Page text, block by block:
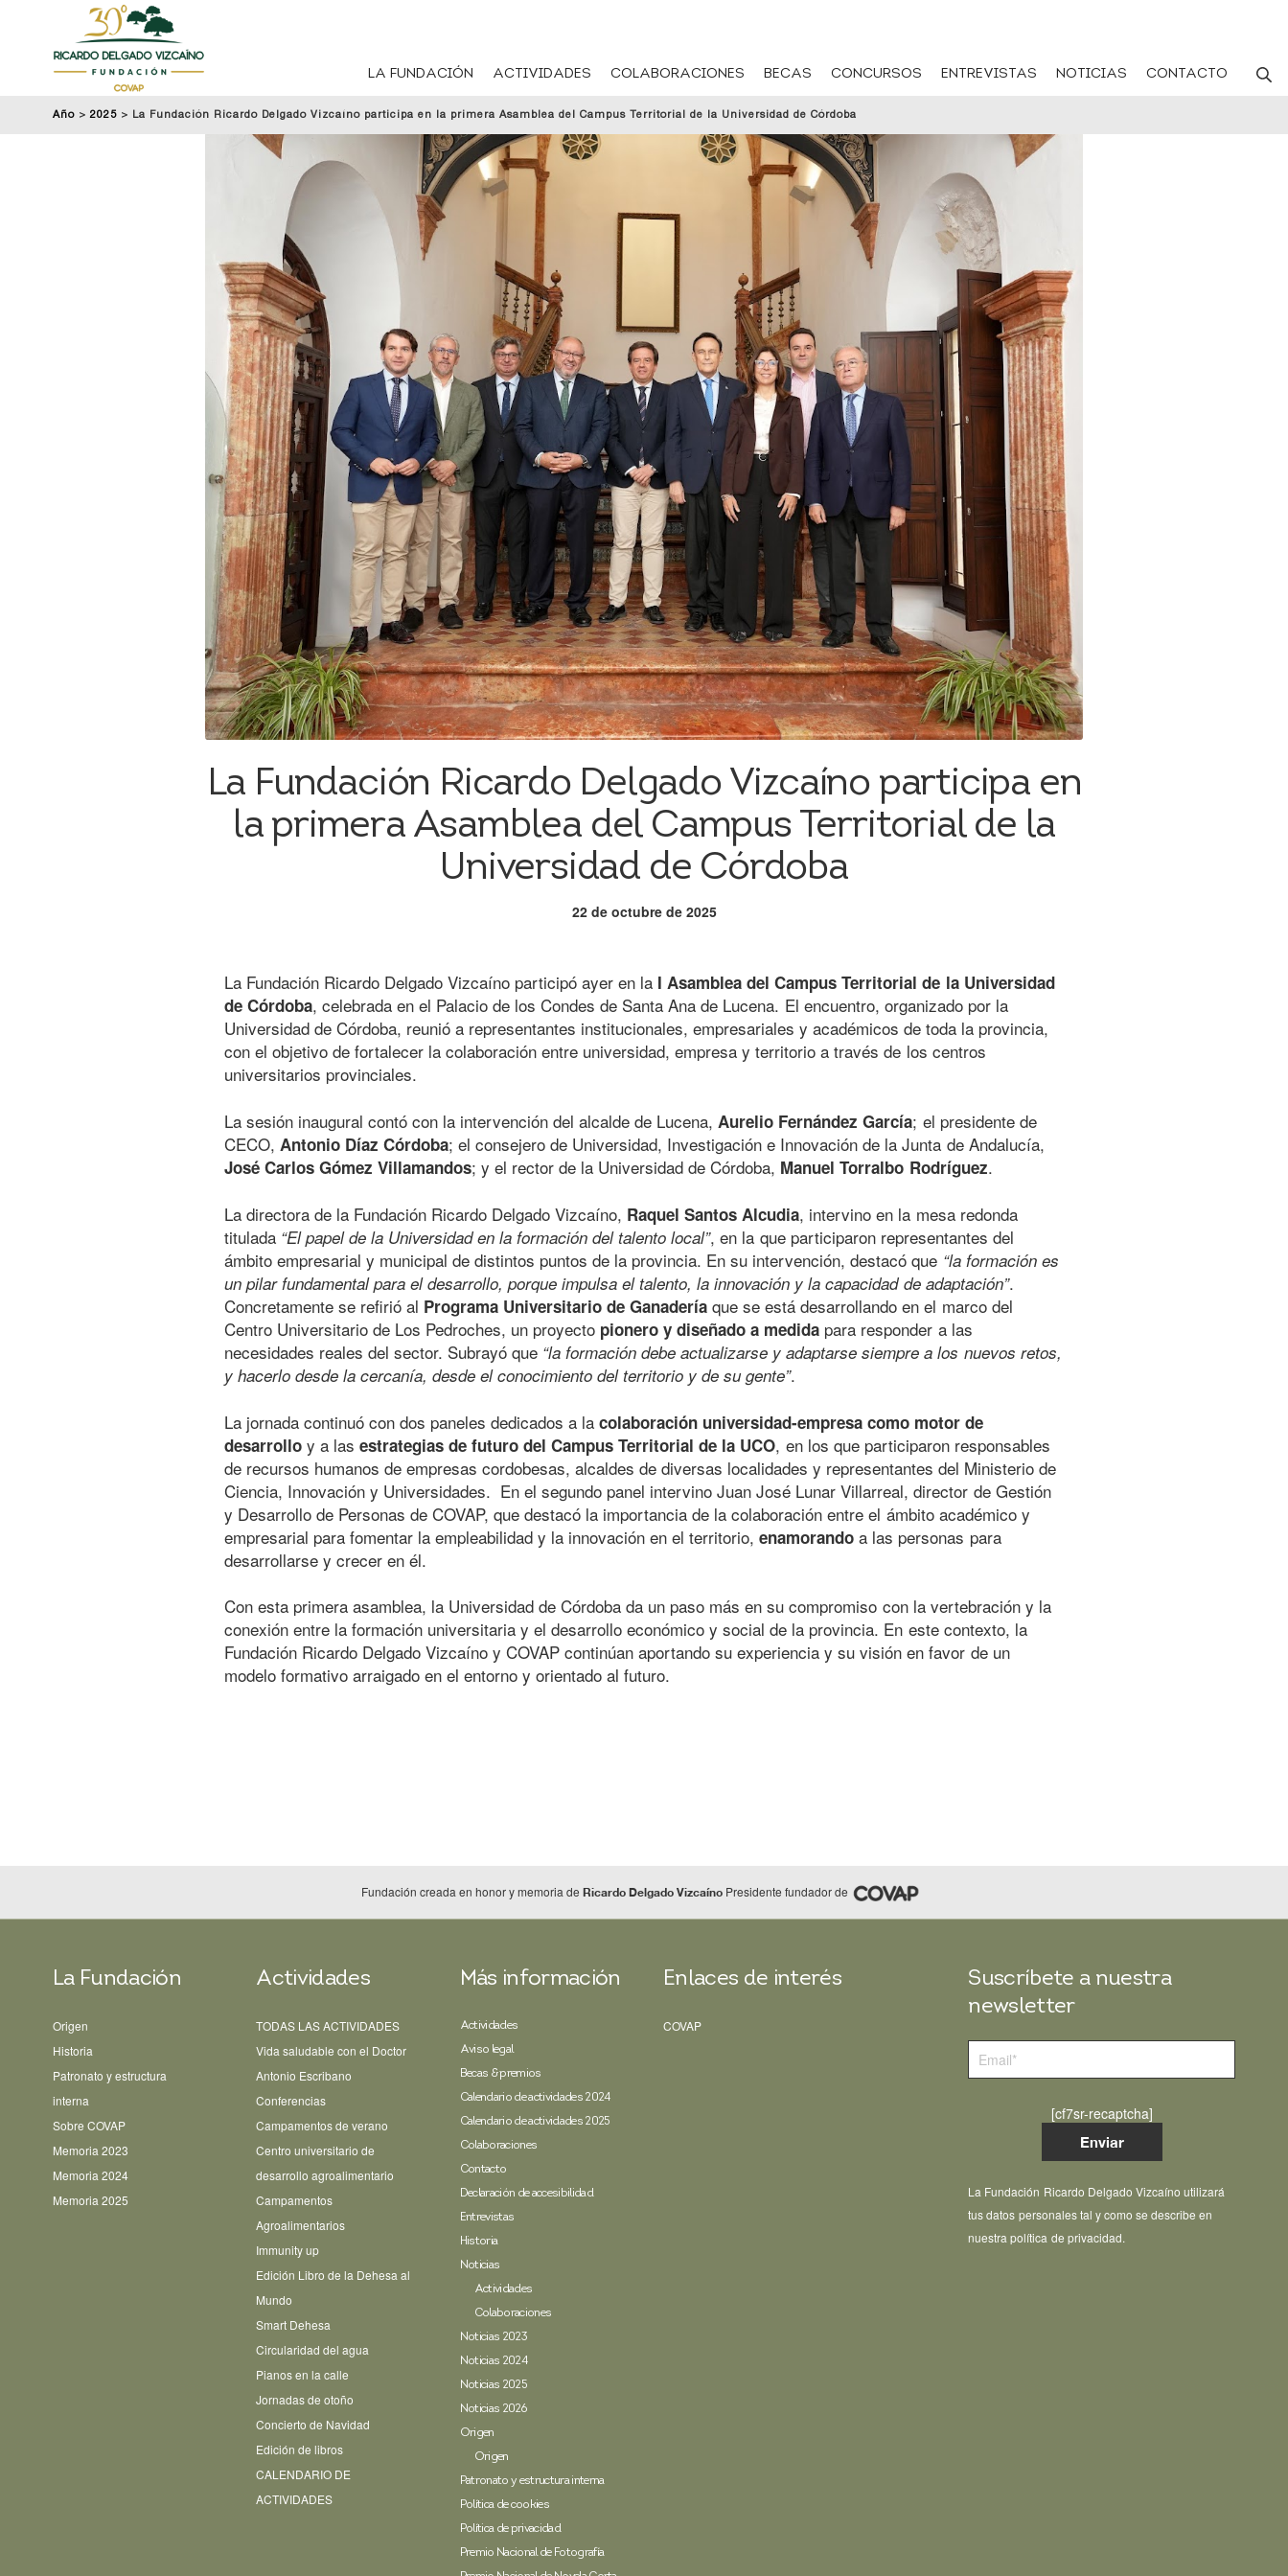
LA FUNDACIÓN ACTIVIDADES COLABORACIONES BECAS CONCURSOS ENTREVISTAS NOTICIAS CONTACTO
Año >2025 > La Fundación Ricardo Delgado Vizcaíno participa en la primera Asamblea del Campus Territorial de la Universidad de Córdoba
La Fundación Ricardo Delgado Vizcaíno participa en
la primera Asamblea del Campus Territorial de la
Universidad de Córdoba
22 de octubre de 2025
La Fundación Ricardo Delgado Vizcaíno participó ayer en la I Asamblea del Campus Territorial de la Universidad
de Córdoba, celebrada en el Palacio de los Condes de Santa Ana de Lucena. El encuentro, organizado por la
Universidad de Córdoba, reunió a representantes institucionales, empresariales y académicos de toda la provincia,
con el objetivo de fortalecer la colaboración entre universidad, empresa y territorio a través de los centros
universitarios provinciales.
La sesión inaugural contó con la intervención del alcalde de Lucena, Aurelio Fernández García; el presidente de
CECO, Antonio Díaz Córdoba; el consejero de Universidad, Investigación e Innovación de la Junta de Andalucía,
José Carlos Gómez Villamandos; y el rector de la Universidad de Córdoba, Manuel Torralbo Rodríguez.
La directora de la Fundación Ricardo Delgado Vizcaíno, Raquel Santos Alcudia, intervino en la mesa redonda
titulada “El papel de la Universidad en la formación del talento local”, en la que participaron representantes del
ámbito empresarial y municipal de distintos puntos de la provincia. En su intervención, destacó que “la formación es
un pilar fundamental para el desarrollo, porque impulsa el talento, la innovación y la capacidad de adaptación”.
Concretamente se refirió al Programa Universitario de Ganadería que se está desarrollando en el marco del
Centro Universitario de Los Pedroches, un proyecto pionero y diseñado a medida para responder a las
necesidades reales del sector. Subrayó que “la formación debe actualizarse y adaptarse siempre a los nuevos retos,
y hacerlo desde la cercanía, desde el conocimiento del territorio y de su gente”.
La jornada continuó con dos paneles dedicados a lacolaboración universidad-empresa como motor de
desarrolloy a lasestrategias de futuro del Campus Territorial de la UCO, en los que participaron responsables
de recursos humanos de empresas cordobesas, alcaldes de diversas localidades y representantes del Ministerio de
Ciencia, Innovación y Universidades. En el segundo panel intervino Juan José Lunar Villarreal, director de Gestión
y Desarrollo de Personas de COVAP, que destacó la importancia de la colaboración entre el ámbito académico y
empresarial para fomentar la empleabilidad y la innovación en el territorio,enamorando a las personas para
desarrollarse y crecer en él.
Con esta primera asamblea, la Universidad de Córdoba da un paso más en su compromiso con la vertebración y la
conexión entre la formación universitaria y el desarrollo económico y social de la provincia. En este contexto, la
Fundación Ricardo Delgado Vizcaíno y COVAP continúan aportando su experiencia y su visión en favor de un
modelo formativo arraigado en el entorno y orientado al futuro.
Fundación creada en honor y memoria de Ricardo Delgado Vizcaíno Presidente fundador de
La Fundación
Origen
Historia
Patronato y estructura
interna
Sobre COVAP
Memoria 2023
Memoria 2024
Memoria 2025
Actividades
TODAS LAS ACTIVIDADES
Vida saludable con el Doctor
Antonio Escribano
Conferencias
Campamentos de verano
Centro universitario de
desarrollo agroalimentario
Campamentos
Agroalimentarios
Immunity up
Edición Libro de la Dehesa al
Mundo
Smart Dehesa
Circularidad del agua
Pianos en la calle
Jornadas de otoño
Concierto de Navidad
Edición de libros
CALENDARIO DE
ACTIVIDADES
Más información
Actividades
Aviso legal
Becas & premios
Calendario de actividades 2024
Calendario de actividades 2025
Colaboraciones
Contacto
Declaración de accesibilidad
Entrevistas
Historia
Noticias
Actividades
Colaboraciones
Noticias 2023
Noticias 2024
Noticias 2025
Noticias 2026
Origen
Origen
Patronato y estructura interna
Política de cookies
Política de privacidad
Premio Nacional de Fotografía
Enlaces de interés
COVAP
Suscríbete a nuestra
newsletter
[cf7sr-recaptcha]
La Fundación Ricardo Delgado Vizcaíno utilizará
tus datos personales tal y como se describe en
nuestra política de privacidad.